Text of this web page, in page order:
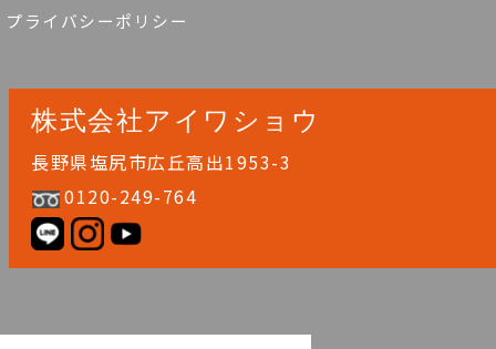
プライバシーポリシー
株式会社アイワショウ
長野県塩尻市広丘高出1953-3
0120-249-764